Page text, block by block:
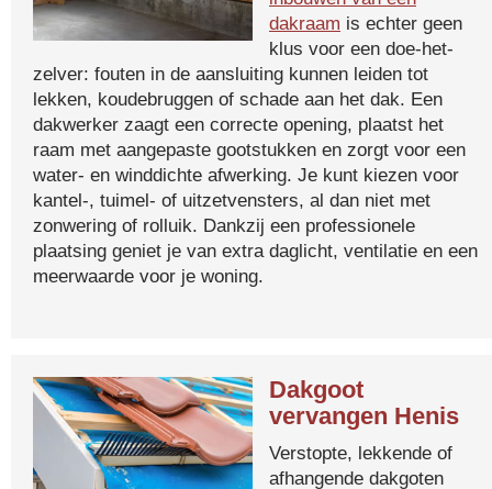
dakraam is echter geen
klus voor een doe-het-
zelver: fouten in de aansluiting kunnen leiden tot
lekken, koudebruggen of schade aan het dak. Een
dakwerker zaagt een correcte opening, plaatst het
raam met aangepaste gootstukken en zorgt voor een
water- en winddichte afwerking. Je kunt kiezen voor
kantel-, tuimel- of uitzetvensters, al dan niet met
zonwering of rolluik. Dankzij een professionele
plaatsing geniet je van extra daglicht, ventilatie en een
meerwaarde voor je woning.
Dakgoot
vervangen Henis
Verstopte, lekkende of
afhangende dakgoten